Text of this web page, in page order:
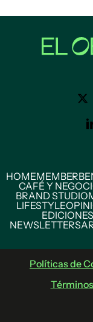
HOMEMEMBER
CAFÉ Y
BRAND STUDIO
LIFESTYLE
NEWSLETTERS
Políticas de